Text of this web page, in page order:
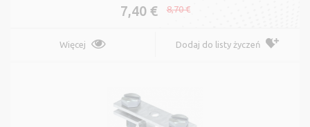
7,40 € 8,70 €
Więcej Dodaj do listy życzeń